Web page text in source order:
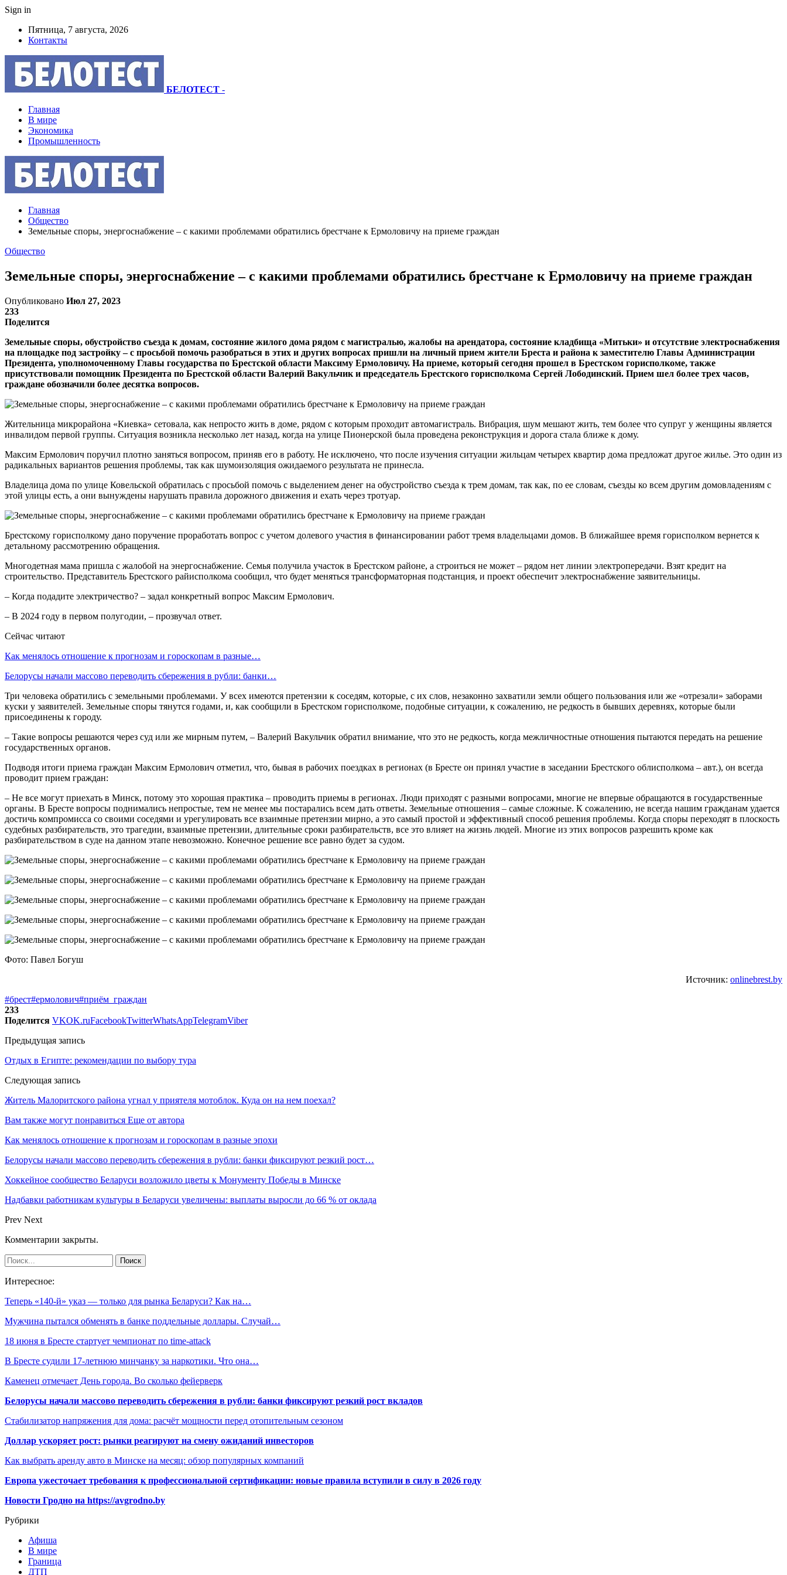
Sign in
Пятница, 7 августа, 2026
Контакты
БЕЛОТЕСТ -
Главная
В мире
Экономика
Промышленность
Главная
Общество
Земельные споры, энергоснабжение – с какими проблемами обратились брестчане к Ермоловичу на приеме граждан
Общество
Земельные споры, энергоснабжение – с какими проблемами обратились брестчане к Ермоловичу на приеме граждан
Опубликовано Июл 27, 2023
233
Поделится
Земельные споры, обустройство съезда к домам, состояние жилого дома рядом с магистралью, жалобы на арендатора, состояние кладбища «Митьки» и отсутствие электроснабжения
на площадке под застройку – с просьбой помочь разобраться в этих и других вопросах пришли на личный прием жители Бреста и района к заместителю Главы Администрации
Президента, уполномоченному Главы государства по Брестской области Максиму Ермоловичу. На приеме, который сегодня прошел в Брестском горисполкоме, также
присутствовали помощник Президента по Брестской области Валерий Вакульчик и председатель Брестского горисполкома Сергей Лободинский. Прием шел более трех часов,
граждане обозначили более десятка вопросов.
Жительница микрорайона «Киевка» сетовала, как непросто жить в доме, рядом с которым проходит автомагистраль. Вибрация, шум мешают жить, тем более что супруг у женщины является
инвалидом первой группы. Ситуация возникла несколько лет назад, когда на улице Пионерской была проведена реконструкция и дорога стала ближе к дому.
Максим Ермолович поручил плотно заняться вопросом, приняв его в работу. Не исключено, что после изучения ситуации жильцам четырех квартир дома предложат другое жилье. Это один из
радикальных вариантов решения проблемы, так как шумоизоляция ожидаемого результата не принесла.
Владелица дома по улице Ковельской обратилась с просьбой помочь с выделением денег на обустройство съезда к трем домам, так как, по ее словам, съезды ко всем другим домовладениям с
этой улицы есть, а они вынуждены нарушать правила дорожного движения и ехать через тротуар.
Брестскому горисполкому дано поручение проработать вопрос с учетом долевого участия в финансировании работ тремя владельцами домов. В ближайшее время горисполком вернется к
детальному рассмотрению обращения.
Многодетная мама пришла с жалобой на энергоснабжение. Семья получила участок в Брестском районе, а строиться не может – рядом нет линии электропередачи. Взят кредит на
строительство. Представитель Брестского райисполкома сообщил, что будет меняться трансформаторная подстанция, и проект обеспечит электроснабжение заявительницы.
– Когда подадите электричество? – задал конкретный вопрос Максим Ермолович.
– В 2024 году в первом полугодии, – прозвучал ответ.
Сейчас читают
Как менялось отношение к прогнозам и гороскопам в разные…
Белорусы начали массово переводить сбережения в рубли: банки…
Три человека обратились с земельными проблемами. У всех имеются претензии к соседям, которые, с их слов, незаконно захватили земли общего пользования или же «отрезали» заборами
куски у заявителей. Земельные споры тянутся годами, и, как сообщили в Брестском горисполкоме, подобные ситуации, к сожалению, не редкость в бывших деревнях, которые были
присоединены к городу.
– Такие вопросы решаются через суд или же мирным путем, – Валерий Вакульчик обратил внимание, что это не редкость, когда межличностные отношения пытаются передать на решение
государственных органов.
Подводя итоги приема граждан Максим Ермолович отметил, что, бывая в рабочих поездках в регионах (в Бресте он принял участие в заседании Брестского облисполкома – авт.), он всегда
проводит прием граждан:
– Не все могут приехать в Минск, потому это хорошая практика – проводить приемы в регионах. Люди приходят с разными вопросами, многие не впервые обращаются в государственные
органы. В Бресте вопросы поднимались непростые, тем не менее мы постарались всем дать ответы. Земельные отношения – самые сложные. К сожалению, не всегда нашим гражданам удается
достичь компромисса со своими соседями и урегулировать все взаимные претензии мирно, а это самый простой и эффективный способ решения проблемы. Когда споры переходят в плоскость
судебных разбирательств, это трагедии, взаимные претензии, длительные сроки разбирательств, все это влияет на жизнь людей. Многие из этих вопросов разрешить кроме как
разбирательством в суде на данном этапе невозможно. Конечное решение все равно будет за судом.
Фото: Павел Богуш
Источник: onlinebrest.by
#брест#ермолович#приём_граждан
233
Поделится VKOK.ruFacebookTwitterWhatsAppTelegramViber
Предыдущая запись
Отдых в Египте: рекомендации по выбору тура
Следующая запись
Житель Малоритского района угнал у приятеля мотоблок. Куда он на нем поехал?
Вам также могут понравиться Еще от автора
Как менялось отношение к прогнозам и гороскопам в разные эпохи
Белорусы начали массово переводить сбережения в рубли: банки фиксируют резкий рост…
Хоккейное сообщество Беларуси возложило цветы к Монументу Победы в Минске
Надбавки работникам культуры в Беларуси увеличены: выплаты выросли до 66 % от оклада
Prev Next
Комментарии закрыты.
Интересное:
Теперь «140-й» указ — только для рынка Беларуси? Как на…
Мужчина пытался обменять в банке поддельные доллары. Случай…
18 июня в Бресте стартует чемпионат по time-attack
В Бресте судили 17-летнюю минчанку за наркотики. Что она…
Каменец отмечает День города. Во сколько фейерверк
Белорусы начали массово переводить сбережения в рубли: банки фиксируют резкий рост вкладов
Стабилизатор напряжения для дома: расчёт мощности перед отопительным сезоном
Доллар ускоряет рост: рынки реагируют на смену ожиданий инвесторов
Как выбрать аренду авто в Минске на месяц: обзор популярных компаний
Европа ужесточает требования к профессиональной сертификации: новые правила вступили в силу в 2026 году
Новости Гродно на https://avgrodno.by
Рубрики
Афиша
В мире
Граница
ДТП